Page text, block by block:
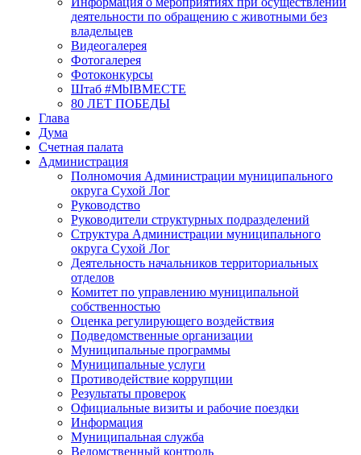
деятельности по обращению с животными без
владельцев
Видеогалерея
Фотогалерея
Фотоконкурсы
Штаб #MbIBMECTE
80 ЛЕТ ПОБЕДЫ
Глава
Дума
Счетная палата
Администрация
Полномочия Администрации муниципального
округа Сухой Лог
Руководство
Руководители структурных подразделений
Структура Администрации муниципального
округа Сухой Лог
Деятельность начальников территориальных
отделов
Комитет по управлению муниципальной
собственностью
Оценка регулирующего воздействия
Подведомственные организации
Муниципальные программы
Муниципальные услуги
Противодействие коррупции
Результаты проверок
Официальные визиты и рабочие поездки
Информация
Муниципальная служба
Ведомственный контроль